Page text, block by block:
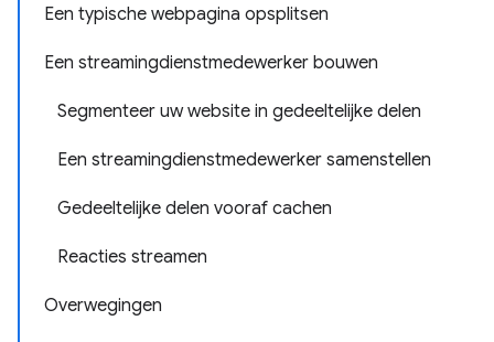
Een typische webpagina opsplitsen
Een streamingdienstmedewerker bouwen
Segmenteer uw website in gedeeltelijke delen
Een streamingdienstmedewerker samenstellen
Gedeeltelijke delen vooraf cachen
Reacties streamen
Overwegingen